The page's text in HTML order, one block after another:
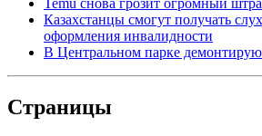
Temu снова грозит огромный
Казахстанцы смогут получать
оформления инвалидности
В Центральном парке
Страницы